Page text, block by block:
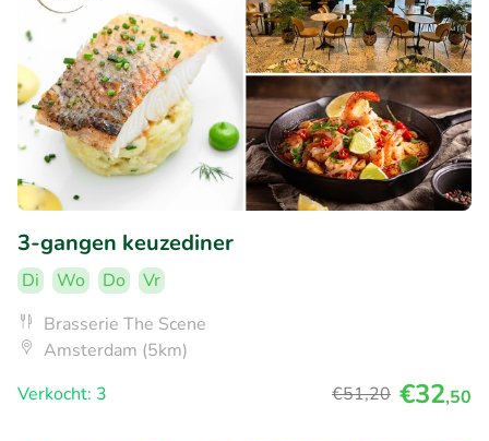
3-gangen keuzediner
Di Wo Do
Vr
Brasserie The Scene
Amsterdam (5km)
Verkocht: 3
€51,20 €32,50